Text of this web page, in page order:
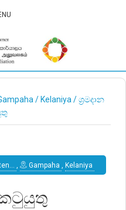
/ Kelaniya /ශ්‍රමදාන
, Gampaha , Kelaniya
කටුයුතු